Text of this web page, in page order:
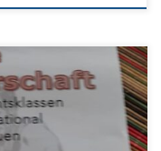
2
Gewichtsklassen